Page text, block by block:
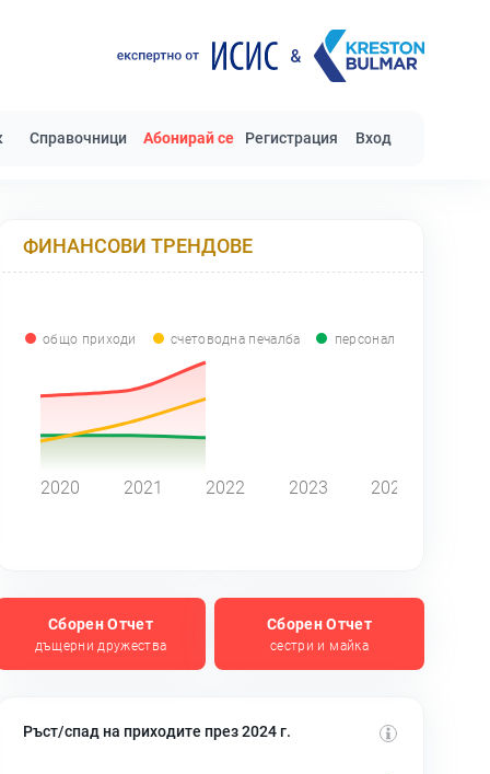
Справочници Абонирай се Регистрация Вход
ФИНАНСОВИ ТРЕНДОВЕ
общо приходи счетоводна печалба персонал
2020 2021 2022 2023 2024
Сборен Отчет
дъщерни дружества
Сборен Отчет
сестри и майка
Ръст/спад на приходите през 2024 г.